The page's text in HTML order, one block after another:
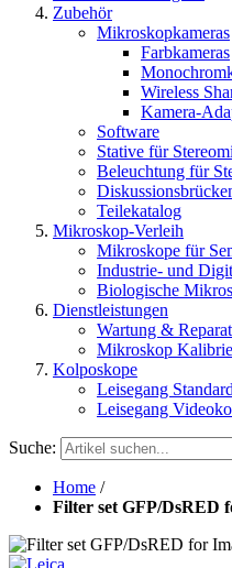
Zubehör
Mikroskopkameras
Farbkameras
Wireless
Kamera-
Software
Stative für
Beleuchtung für
Teilekatalog
Mikroskop-Verleih
Mikroskope für
Industrie- und
Biologische
Dienstleistungen
Wartung &
Mikroskop
Kolposkope
Leisegang
Leisegang
Suche:
Home /
Filter set GFP/DsRED